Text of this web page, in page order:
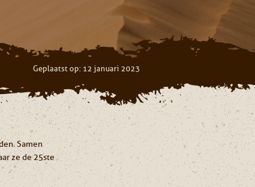
Geplaatst op: 12 januari 2023
Samen
ze de 25ste